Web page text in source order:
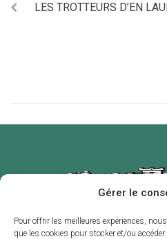
Gérer le
Pour offrir les meilleures expériences,
que les cookies pour stocker et/ou
LES TROTTEURS D’EN